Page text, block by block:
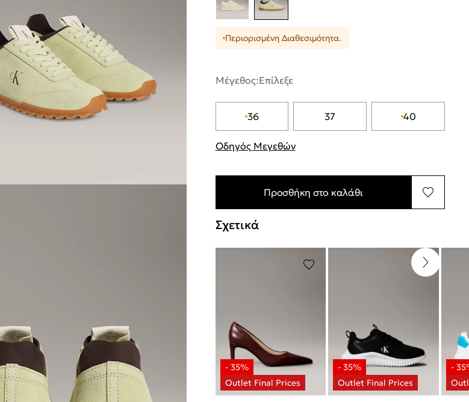
Περιορισμένη Διαθεσιμότητα.
Μέγεθος:Επίλεξε
36 37 40
Οδηγός Μεγεθών
Προσθήκη στο καλάθι
Σχετικά